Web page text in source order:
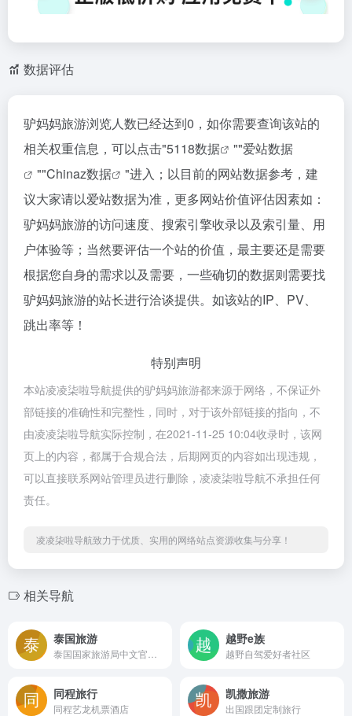
数据评估
驴妈妈旅游浏览人数已经达到0，如你需要查询该站的
相关权重信息，可以点击"5118数据 ""爱站数据
""Chinaz数据
"进入；以目前的网站数据参考，建
议大家请以爱站数据为准，更多网站价值评估因素如：
驴妈妈旅游的访问速度、搜索引擎收录以及索引量、用
户体验等；当然要评估一个站的价值，最主要还是需要
根据您自身的需求以及需要，一些确切的数据则需要找
驴妈妈旅游的站长进行洽谈提供。如该站的IP、PV、
跳出率等！
特别声明
本站凌凌柒啦导航提供的驴妈妈旅游都来源于网络，不保证外
部链接的准确性和完整性，同时，对于该外部链接的指向，不
由凌凌柒啦导航实际控制，在2021-11-25 10:04收录时，该网
页上的内容，都属于合规合法，后期网页的内容如出现违规，
可以直接联系网站管理员进行删除，凌凌柒啦导航不承担任何
责任。
凌凌柒啦导航致力于优质、实用的网络站点资源收集与分享！
相关导航
泰国旅游 越野e族
越野自驾爱好者社区
同程旅行
同程艺龙机票酒店
凯撒旅游
出国跟团定制旅行